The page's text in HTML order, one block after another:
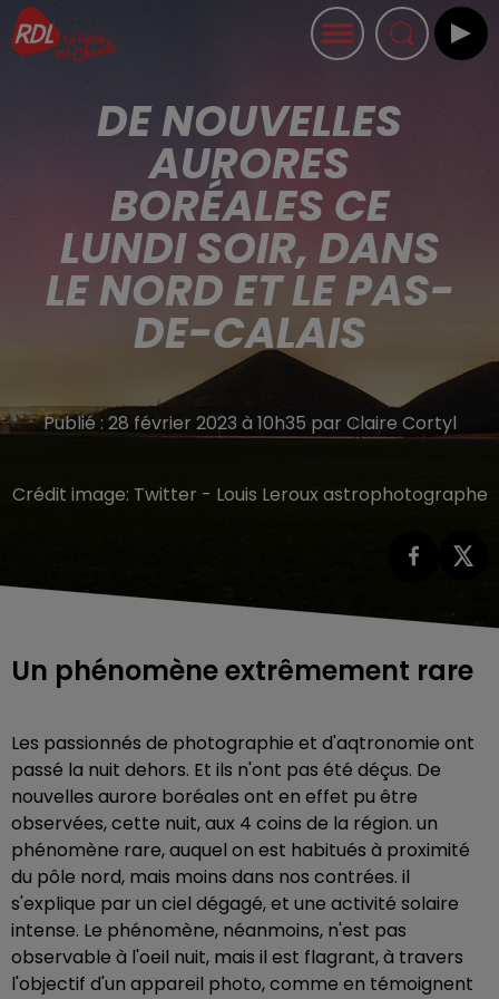
DE NOUVELLES
AURORES
BORÉALES CE
LUNDI SOIR, DANS
LE NORD ET LE PAS-
DE-CALAIS
Publié : 28 février 2023 à 10h35 par Claire Cortyl
Crédit image: Twitter - Louis Leroux astrophotographe
Un phénomène extrêmement rare
Les passionnés de photographie et d'aqtronomie ont
passé la nuit dehors. Et ils n'ont pas été déçus. De
nouvelles aurore boréales ont en effet pu être
observées, cette nuit, aux 4 coins de la région. un
phénomène rare, auquel on est habitués à proximité
du pôle nord, mais moins dans nos contrées. il
s'explique par un ciel dégagé, et une activité solaire
intense. Le phénomène, néanmoins, n'est pas
observable à l'oeil nuit, mais il est flagrant, à travers
l'objectif d'un appareil photo, comme en témoignent